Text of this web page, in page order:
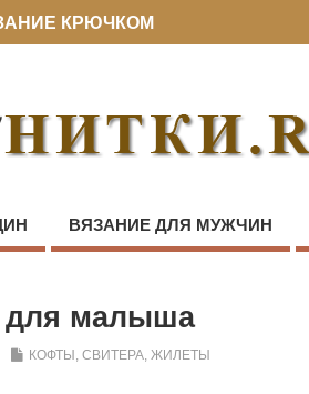
КРЮЧКОМ
ВЯЗАНИЕ ДЛЯ МУЖЧИН
для малыша
КОФТЫ, СВИТЕРА, ЖИЛЕТЫ